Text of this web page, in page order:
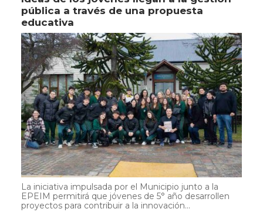
pública a través de una propuesta
educativa
La iniciativa impulsada por el Municipio junto a la
EPEIM permitirá que jóvenes de 5° año desarrollen
proyectos para contribuir a la innovación...